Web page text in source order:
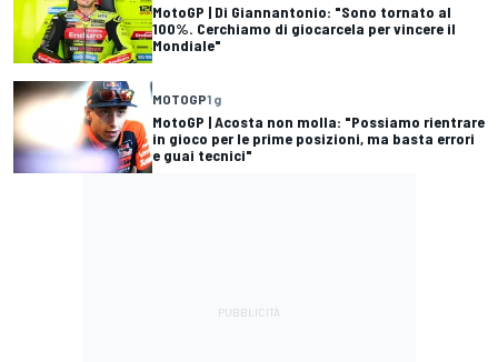
MotoGP | Di Giannantonio: "Sono tornato al
100%. Cerchiamo di giocarcela per vincere il
Mondiale"
MOTOGP1 g
MotoGP | Acosta non molla: "Possiamo rientrare
in gioco per le prime posizioni, ma basta errori
e guai tecnici"